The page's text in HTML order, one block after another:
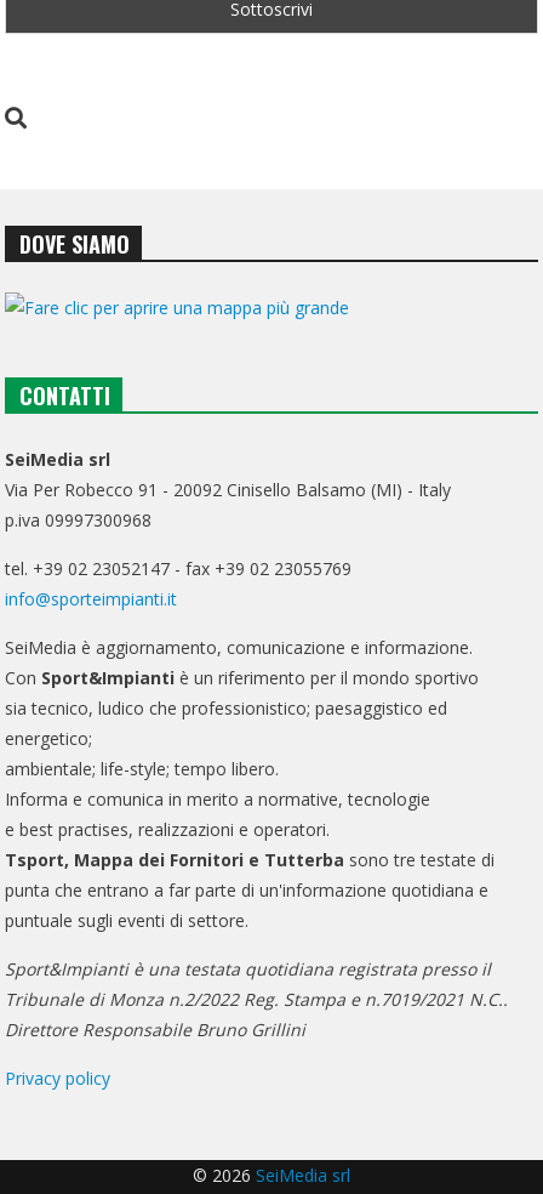
DOVE SIAMO
CONTATTI
SeiMedia srl
Via Per Robecco 91 - 20092 Cinisello Balsamo (MI) - Italy
p.iva 09997300968
tel. +39 02 23052147 - fax +39 02 23055769
info@sporteimpianti.it
SeiMedia è aggiornamento, comunicazione e informazione.
Con Sport&Impianti è un riferimento per il mondo sportivo
sia tecnico, ludico che professionistico; paesaggistico ed
energetico;
ambientale; life-style; tempo libero.
Informa e comunica in merito a normative, tecnologie
e best practises, realizzazioni e operatori.
Tsport, Mappa dei Fornitori e Tutterba sono tre testate di
punta che entrano a far parte di un'informazione quotidiana e
puntuale sugli eventi di settore.
Sport&Impianti è una testata quotidiana registrata presso il
Tribunale di Monza n.2/2022 Reg. Stampa e n.7019/2021 N.C..
Direttore Responsabile Bruno Grillini
Privacy policy
© 2026 SeiMedia srl